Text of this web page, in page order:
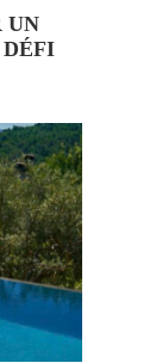
UN
DÉFI